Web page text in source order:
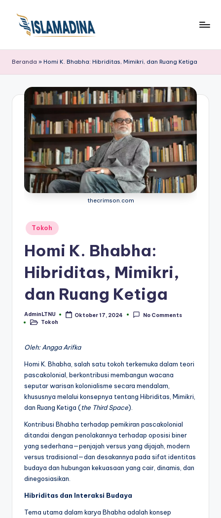
Beranda » Homi K. Bhabha: Hibriditas, Mimikri, dan Ruang Ketiga
thecrimson.com
Posted
in
Tokoh
Homi K. Bhabha:
Hibriditas, Mimikri,
dan Ruang Ketiga
Posted
by
AdminLTNU Oktober 17, 2024
No Comments
PostedTokoh
Oleh: Angga Arifka
Homi K. Bhabha, salah satu tokoh terkemuka dalam teori
pascakolonial, berkontribusi membangun wacana
seputar warisan kolonialisme secara mendalam,
khususnya melalui konsepnya tentang Hibriditas, Mimikri,
dan Ruang Ketiga (the Third Space).
Kontribusi Bhabha terhadap pemikiran pascakolonial
ditandai dengan penolakannya terhadap oposisi biner
yang sederhana—penjajah versus yang dijajah, modern
versus tradisional—dan desakannya pada sifat identitas
budaya dan hubungan kekuasaan yang cair, dinamis, dan
dinegosiasikan.
Hibriditas dan Interaksi Budaya
Tema utama dalam karya Bhabha adalah konsep